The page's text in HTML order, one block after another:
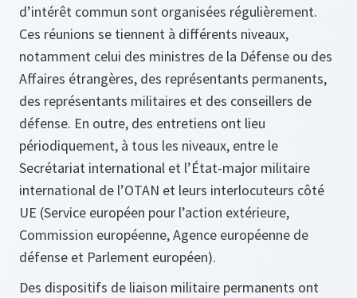
d’intérêt commun sont organisées régulièrement.
Ces réunions se tiennent à différents niveaux,
notamment celui des ministres de la Défense ou des
Affaires étrangères, des représentants permanents,
des représentants militaires et des conseillers de
défense. En outre, des entretiens ont lieu
périodiquement, à tous les niveaux, entre le
Secrétariat international et l’État-major militaire
international de l’OTAN et leurs interlocuteurs côté
UE (Service européen pour l’action extérieure,
Commission européenne, Agence européenne de
défense et Parlement européen).
Des dispositifs de liaison militaire permanents ont